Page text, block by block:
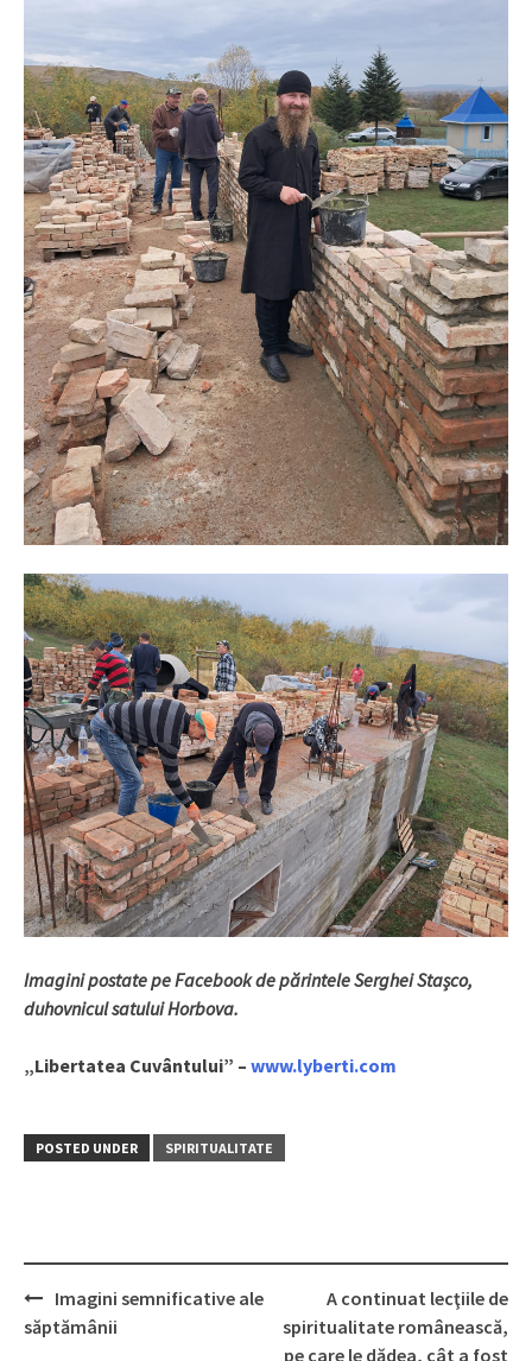
Imagini postate pe Facebook de părintele Serghei Stașco,
duhovnicul satului Horbova.
„Libertatea Cuvântului” – www.lyberti.com
POSTED UNDER SPIRITUALITATE
Post
Imagini semnificative ale
săptămânii
A continuat lecţiile de
spiritualitate românească,
pe care le dădea, cât a fost